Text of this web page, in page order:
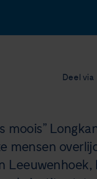
Deel via
moois”
mensen